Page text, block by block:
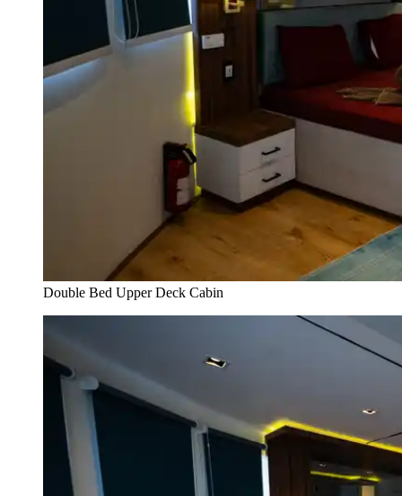
Double Bed Upper Deck Cabin